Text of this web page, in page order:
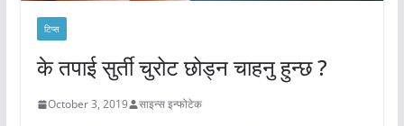
टिप्स
के तपाई सुर्ती चुरोट छोड्न चाहनु हुन्छ ?
October 3, 2019 साइन्स इन्फोटेक